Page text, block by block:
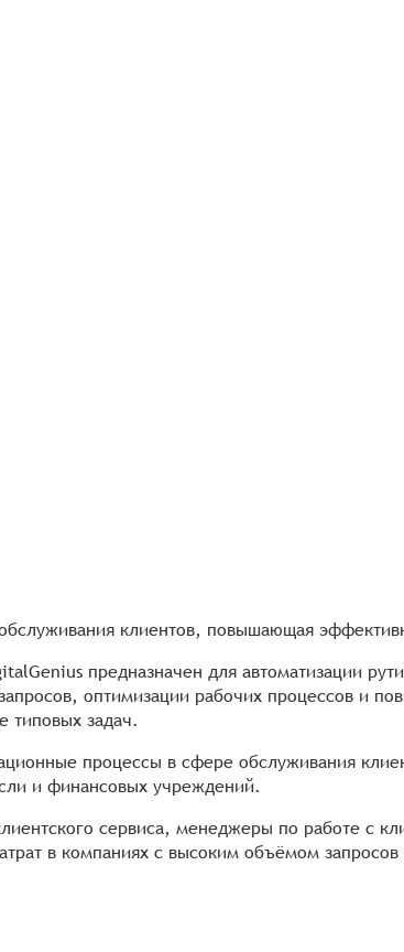
клиентов, повышающая
предназначен для автоматизации
оптимизации рабочих процессов и
типовых задач.
процессы в сфере обслуживания
и финансовых учреждений.
сервиса, менеджеры по работе с
в компаниях с высоким объёмом запросов